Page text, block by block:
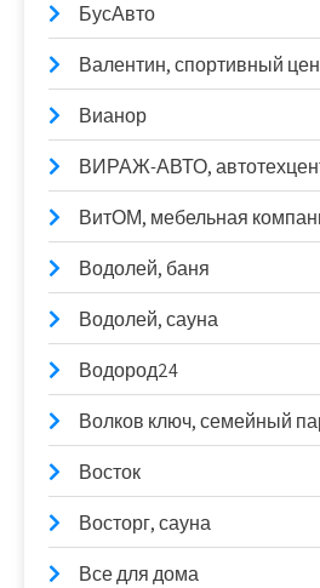
БусАвто
Валентин, спортивный
Вианор
ВИРАЖ-АВТО,
ВитОМ, мебельная
Водолей, баня
Водолей, сауна
Водород24
Волков ключ, семейный
Восток
Восторг, сауна
Все для дома